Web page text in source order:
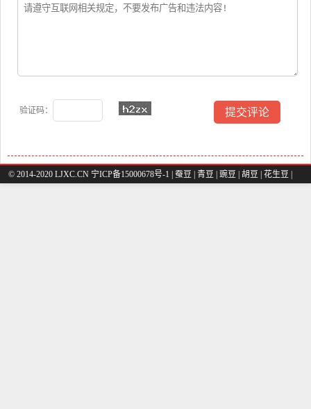
验证码：
© 2014-2020 LJXC.CN 宁ICP备15000678号-1 | 蚕豆 青豆 豌豆 胡豆 花生豆